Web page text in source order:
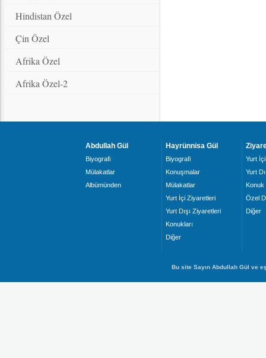
Hindistan Özel
Çin Özel
Afrika Özel
Afrika Özel-2
Abdullah Gül
Biyografi
Mülakatlar
Albümünden
Hayrünnisa Gül
Biyografi
Konuşmalar
Mülakatlar
Yurt İçi Ziyaretleri
Yurt Dışı Ziyaretleri
Konukları
Diğer
Yurt İçi
Yurt
Konuk
Özel
Diğer
Bu site Sayın Abdullah Gül ve